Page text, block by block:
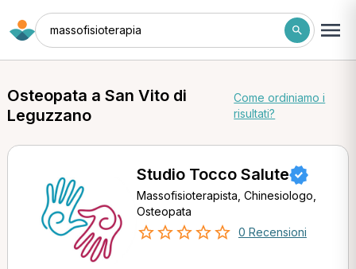
massofisioterapia
Osteopata a San Vito di
Leguzzano
Come ordiniamo i
risultati?
Studio Tocco Salute
Massofisioterapista, Chinesiologo,
Osteopata
0 Recensioni